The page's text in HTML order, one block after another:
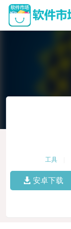
工具
安卓下载